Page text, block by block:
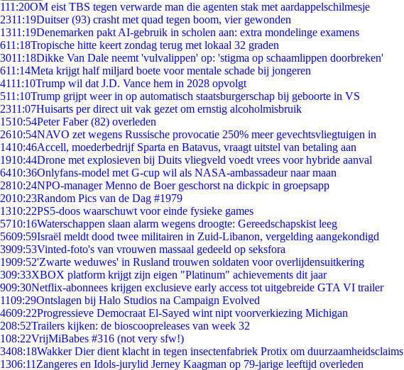
111:20OM eist TBS tegen verwarde man die agenten stak met aardappelschilmesje
2311:19Duitser (93) crasht met quad tegen boom, vier gewonden
1311:19Denemarken pakt AI-gebruik in scholen aan: extra mondelinge examens
611:18Tropische hitte keert zondag terug met lokaal 32 graden
3011:18Dikke Van Dale neemt 'vulvalippen' op: 'stigma op schaamlippen doorbreken'
611:14Meta krijgt half miljard boete voor mentale schade bij jongeren
4111:10Trump wil dat J.D. Vance hem in 2028 opvolgt
511:10Trump grijpt weer in op automatisch staatsburgerschap bij geboorte in VS
2311:07Huisarts per direct uit vak gezet om ernstig alcoholmisbruik
1510:54Peter Faber (82) overleden
2610:54NAVO zet wegens Russische provocatie 250% meer gevechtsvliegtuigen in
1410:46Accell, moederbedrijf Sparta en Batavus, vraagt uitstel van betaling aan
1910:44Drone met explosieven bij Duits vliegveld voedt vrees voor hybride aanval
6410:36Onlyfans-model met G-cup wil als NASA-ambassadeur naar maan
2810:24NPO-manager Menno de Boer geschorst na dickpic in groepsapp
2010:23Random Pics van de Dag #1979
1310:22PS5-doos waarschuwt voor einde fysieke games
5710:16Waterschappen slaan alarm wegens droogte: Gereedschapskist leeg
5609:59Israël meldt dood twee militairen in Zuid-Libanon, vergelding aangekondigd
3909:53Vinted-foto's van vrouwen massaal gedeeld op seksfora
1909:52'Zwarte weduwes' in Rusland trouwen soldaten voor overlijdensuitkering
309:33XBOX platform krijgt zijn eigen "Platinum" achievements dit jaar
909:30Netflix-abonnees krijgen exclusieve early access tot uitgebreide GTA VI trailer
1109:29Ontslagen bij Halo Studios na Campaign Evolved
4609:22Progressieve Democraat El-Sayed wint nipt voorverkiezing Michigan
208:52Trailers kijken: de bioscoopreleases van week 32
108:22VrijMiBabes #316 (not very sfw!)
3408:18Wakker Dier dient klacht in tegen insectenfabriek Protix om duurzaamheidsclaims
1306:11 Zangeres en Idols-jurylid Jerney Kaagman op 79-jarige leeftijd overleden